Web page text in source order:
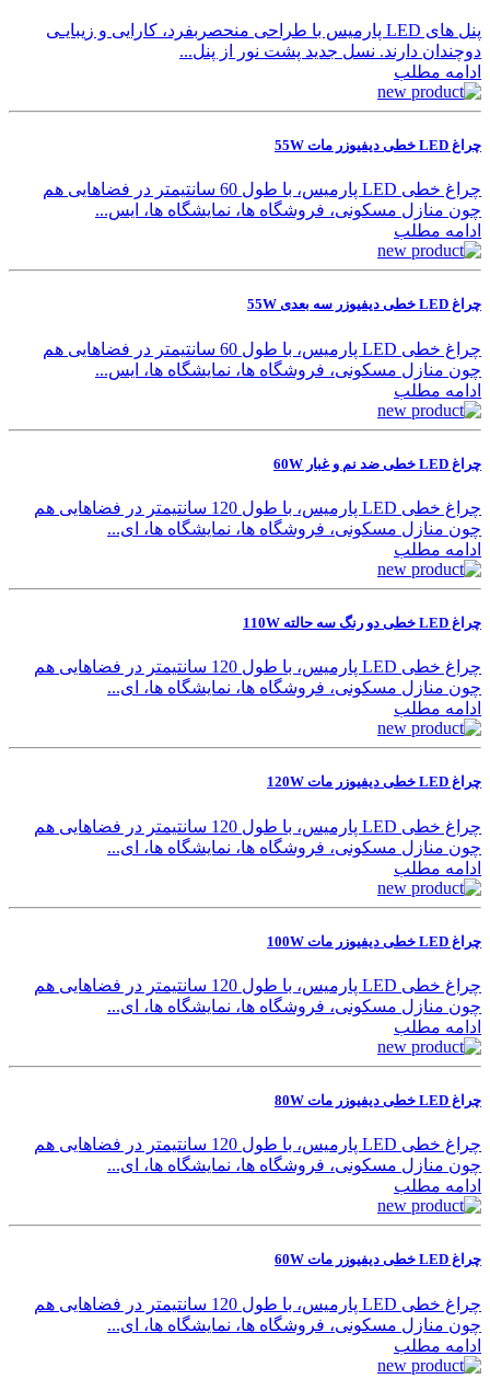
پنل های LED پارمیس با طراحی منحصربفرد، کارایی و زیبایـی
دوچندان دارند. نسل جدید پشت نور از پنل‌...
ادامه مطلب
چراغ LED خطی دیفیوزر مات 55W
چراغ خطی LED پارمیس، با طول 60 سانتیمتر در فضاهایی هم
چون منازل مسکونی، فروشگاه ها، نمایشگاه ها، ایس...
ادامه مطلب
چراغ LED خطی دیفیوزر سه بعدی 55W
چراغ خطی LED پارمیس، با طول 60 سانتیمتر در فضاهایی هم
چون منازل مسکونی، فروشگاه ها، نمایشگاه ها، ایس...
ادامه مطلب
چراغ LED خطی ضد نم و غبار 60W
چراغ خطی LED پارمیس، با طول 120 سانتیمتر در فضاهایی هم
چون منازل مسکونی، فروشگاه ها، نمایشگاه ها، ای...
ادامه مطلب
چراغ LED خطی دو رنگ سه حالته 110W
چراغ خطی LED پارمیس، با طول 120 سانتیمتر در فضاهایی هم
چون منازل مسکونی، فروشگاه ها، نمایشگاه ها، ای...
ادامه مطلب
چراغ LED خطی دیفیوزر مات 120W
چراغ خطی LED پارمیس، با طول 120 سانتیمتر در فضاهایی هم
چون منازل مسکونی، فروشگاه ها، نمایشگاه ها، ای...
ادامه مطلب
چراغ LED خطی دیفیوزر مات 100W
چراغ خطی LED پارمیس، با طول 120 سانتیمتر در فضاهایی هم
چون منازل مسکونی، فروشگاه ها، نمایشگاه ها، ای...
ادامه مطلب
چراغ LED خطی دیفیوزر مات 80W
چراغ خطی LED پارمیس، با طول 120 سانتیمتر در فضاهایی هم
چون منازل مسکونی، فروشگاه ها، نمایشگاه ها، ای...
ادامه مطلب
چراغ LED خطی دیفیوزر مات 60W
چراغ خطی LED پارمیس، با طول 120 سانتیمتر در فضاهایی هم
چون منازل مسکونی، فروشگاه ها، نمایشگاه ها، ای...
ادامه مطلب